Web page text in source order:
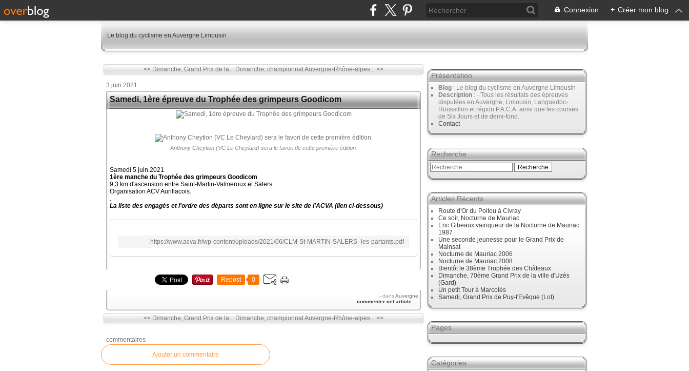
Connexion + Créer mon blog
Le blog du cyclisme en Auvergne Limousin
<< Dimanche, Grand Prix de la... Dimanche, championnat Auvergne-Rhône-alpes... >>
3 juin 2021
Samedi, 1ère épreuve du Trophée des grimpeurs Goodicom
Anthony Cheytion (VC Le Cheylard) sera le favori de cette première édition.
Samedi 5 juin 2021
1ère manche du Trophée des grimpeurs Goodicom
9,3 km d'ascension entre Saint-Martin-Valmeroux et Salers
Organisation ACV Aurillacois.
.
La liste des engagés et l'ordre des départs sont en ligne sur le site de l'ACVA (lien ci-dessous)
https://www.acva.fr/wp-content/uploads/2021/06/CLM-St-MARTIN-SALERS_les-partants.pdf
Repost 0
- dansAuvergne
commenter cet article
<< Dimanche, Grand Prix de la... Dimanche, championnat Auvergne-Rhône-alpes... >>
commentaires
Ajouter un commentaire
Présentation
Blog : Le blog du cyclisme en Auvergne Limousin
Description : - Tous les résultats des épreuves
disputées en Auvergne, Limousin, Languedoc-
Roussillon et région P.A.C.A. ainsi que les courses
de Six Jours et de demi-fond.
Contact
Recherche
Articles Récents
Route d'Or du Poitou à Civray
Ce soir, Nocturne de Mauriac
Eric Gibeaux vainqueur de la Nocturne de Mauriac
1987
Une seconde jeunesse pour le Grand Prix de
Mainsat
Nocturne de Mauriac 2006
Nocturne de Mauriac 2008
Bientôt le 38ème Trophée des Châteaux
Dimanche, 70ème Grand Prix de la ville d'Uzès
(Gard)
Un petit Tour à Marcolès
Samedi, Grand Prix de Puy-l'Evêque (Lot)
Pages
Catégories